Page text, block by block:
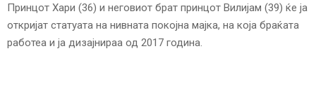
Принцот Хари (36) и неговиот брат принцот Вилијам (39) ќе ја
откријат статуата на нивната покојна мајка, на која браќата
работеа и ја дизајнираа од 2017 година.